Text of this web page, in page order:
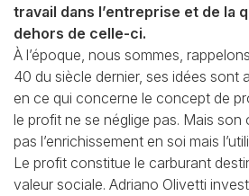
travail dans l’entreprise et de la
dehors de celle-ci.
À l’époque, nous sommes,
40 du siècle dernier, ses idées sont
en ce qui concerne le concept de
le profit ne se néglige pas. Mais son
pas l’enrichissement en soi mais
Le profit constitue le carburant
valeur sociale. Adriano Olivetti